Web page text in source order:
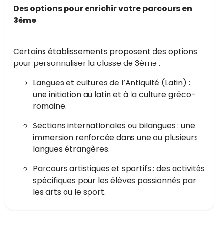
Des options pour enrichir votre parcours en
3ème
Certains établissements proposent des options
pour personnaliser la classe de 3ème :
Langues et cultures de l’Antiquité (Latin) :
une initiation au latin et à la culture gréco-
romaine.
Sections internationales ou bilangues : une
immersion renforcée dans une ou plusieurs
langues étrangères.
Parcours artistiques et sportifs : des activités
spécifiques pour les élèves passionnés par
les arts ou le sport.